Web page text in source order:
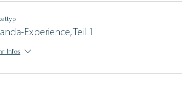
Experience, Teil 1
Infos